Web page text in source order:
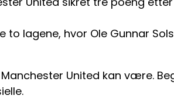
to lagene, hvor Ole Gunnar
United kan være.